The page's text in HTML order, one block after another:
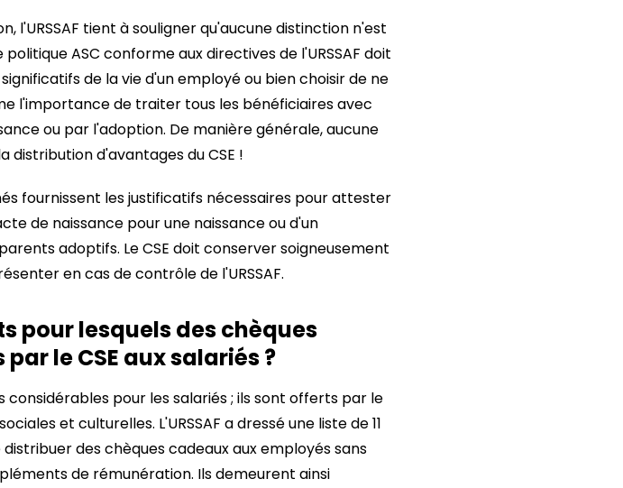
l'URSSAF tient à souligner qu'aucune distinction n'est
ASC conforme aux directives de l'URSSAF doit
de la vie d'un employé ou bien choisir de ne
l'importance de traiter tous les bénéficiaires avec
ou par l'adoption. De manière générale, aucune
distribution d'avantages du CSE !
fournissent les justificatifs nécessaires pour attester
de naissance pour une naissance ou d'un
adoptifs. Le CSE doit conserver soigneusement
en cas de contrôle de l'URSSAF.
pour lesquels des chèques
le CSE aux salariés ?
pour les salariés ; ils sont offerts par le
et culturelles. L'URSSAF a dressé une liste de 11
des chèques cadeaux aux employés sans
de rémunération. Ils demeurent ainsi